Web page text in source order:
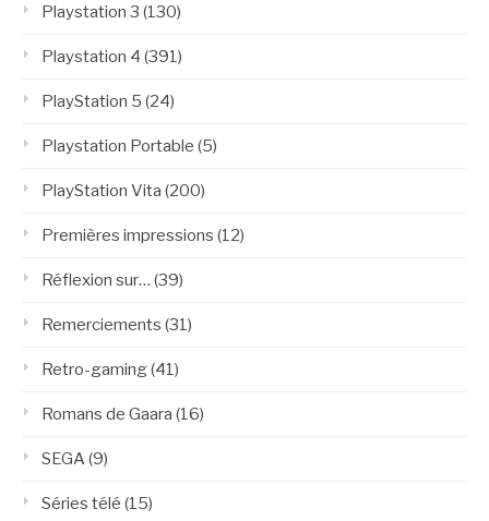
Playstation 3 (130)
Playstation 4 (391)
PlayStation 5 (24)
Playstation Portable (5)
PlayStation Vita (200)
Premières impressions (12)
Réflexion sur… (39)
Remerciements (31)
Retro-gaming(41)
Romans de Gaara (16)
SEGA(9)
Séries télé (15)